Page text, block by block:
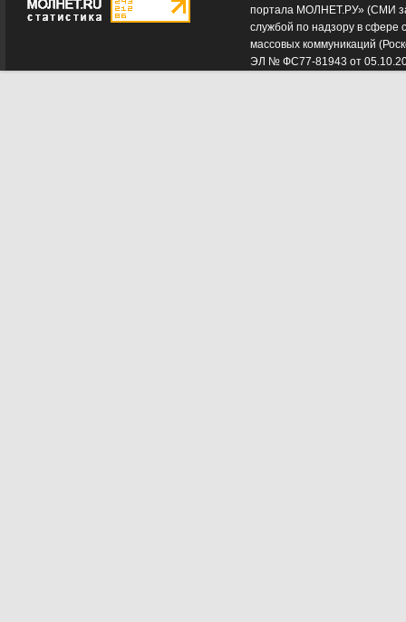
портала МОЛНЕТ.РУ» (СМИ
службой по надзору в сфере
массовых коммуникаций
ЭЛ № ФС77-81943 от